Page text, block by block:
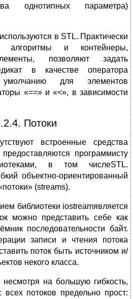
однотипных параметра)
в STL. Практически
алгоритмы и контейнеры,
позволяют задать
в качестве оператора
для элементов
«==» и «<», в зависимости
Потоки
встроенные средства
программисту
в том числеSTL.
объектно-ориентированный
(streams).
библиотеки iostreamявляется
можно представить себе как
последовательности байт.
записи и чтения потока
поток быть источником и/
некого класса.
несмотря на большую гибкость,
потоков предельно прост: